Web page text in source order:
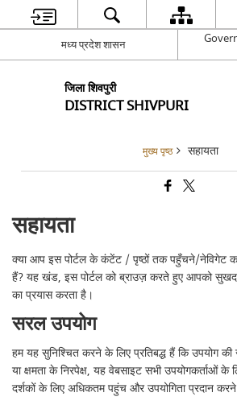
मध्य प्रदेश शासन
जिला शिवपुरी
DISTRICT SHIVPURI
मुख्य पृष्ठ सहायता
सहायता
क्या आप इस पोर्टल के कंटेंट / पृष्ठों तक पहुँचने/नेविगेट
हैं? यह खंड, इस पोर्टल को ब्राउज़ करते हुए आपको
का प्रयास करता है।
सरल उपयोग
हम यह सुनिश्चित करने के लिए प्रतिबद्ध हैं कि उपयोग
या क्षमता के निरपेक्ष, यह वेबसाइट सभी उपयोगकर्ताओं
दर्शकों के लिए अधिकतम पहुंच और उपयोगिता प्रदान